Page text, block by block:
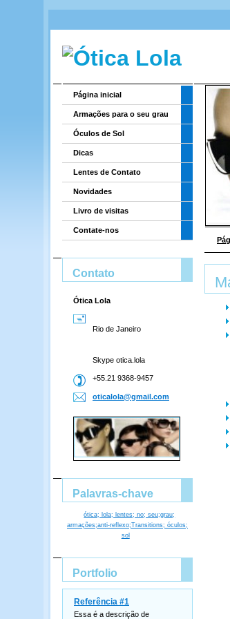
Página inicial
Armações para o seu grau
Óculos de Sol
Dicas
Lentes de Contato
Novidades
Livro de visitas
Contate-nos
Contato
Ótica Lola
Rio de Janeiro
Skype otica.lola
+55.21 9368-9457
oticalola@gmail.com
Palavras-chave
ótica; lola; lentes; no; seu;grau;
armações;anti-reflexo;Transitions; óculos;
sol
Portfolio
Referência #1
Essa é a descrição de